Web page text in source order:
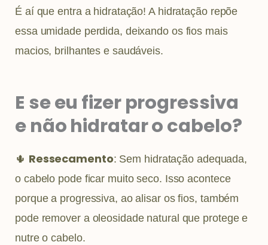
É aí que entra a hidratação! A hidratação repõe
essa umidade perdida, deixando os fios mais
macios, brilhantes e saudáveis.
E se eu fizer progressiva
e não hidratar o cabelo?
🌵 Ressecamento: Sem hidratação adequada,
o cabelo pode ficar muito seco. Isso acontece
porque a progressiva, ao alisar os fios, também
pode remover a oleosidade natural que protege e
nutre o cabelo.